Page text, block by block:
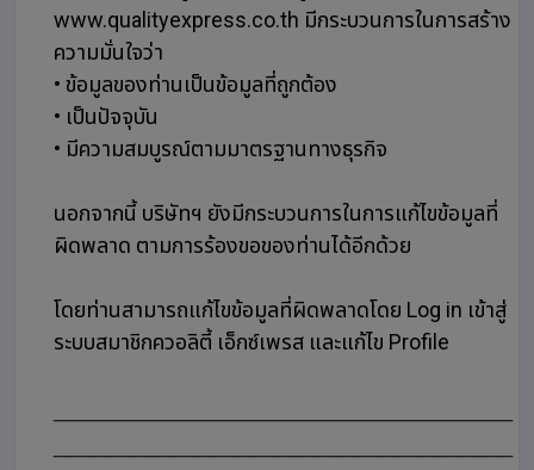
www.qualityexpress.co.th มีกระบวนการในการสร้าง
ความมั่นใจว่า
• ข้อมูลของท่านเป็นข้อมูลที่ถูกต้อง
• เป็นปัจจุบัน
• มีความสมบูรณ์ตามมาตรฐานทางธุรกิจ
นอกจากนี้ บริษัทฯ ยังมีกระบวนการในการแก้ไขข้อมูลที่
ผิดพลาด ตามการร้องขอของท่านได้อีกด้วย
โดยท่านสามารถแก้ไขข้อมูลที่ผิดพลาดโดย Log in เข้าสู่
ระบบสมาชิกควอลิตี้ เอ็กซ์เพรส และแก้ไข Profile